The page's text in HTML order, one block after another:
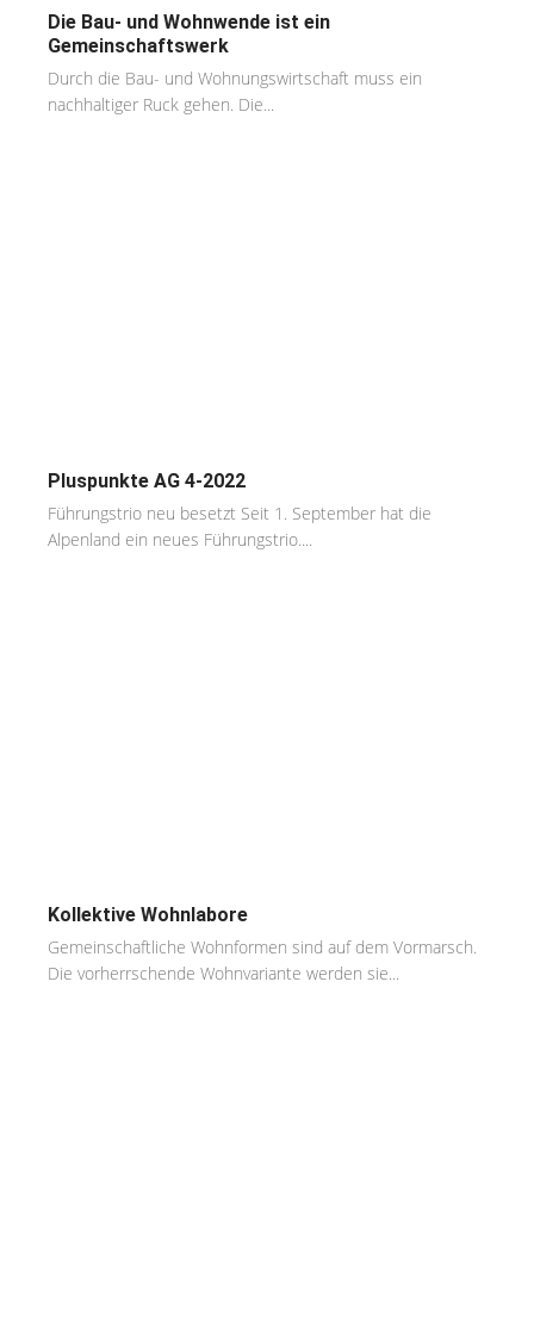
Die Bau- und Wohnwende ist ein
Gemeinschaftswerk
Durch die Bau- und Wohnungswirtschaft muss ein
nachhaltiger Ruck gehen. Die...
Pluspunkte AG 4-2022
Führungstrio neu besetzt Seit 1. September hat die
Alpenland ein neues Führungstrio....
Kollektive Wohnlabore
Gemeinschaftliche Wohnformen sind auf dem Vormarsch.
Die vorherrschende Wohnvariante werden sie...